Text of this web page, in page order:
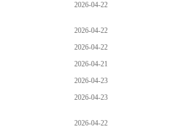
2026-04-22
2026-04-22
2026-04-22
2026-04-21
2026-04-23
2026-04-23
2026-04-22